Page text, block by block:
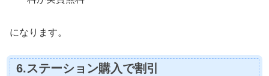
になります。
6.ステーション購入で割引